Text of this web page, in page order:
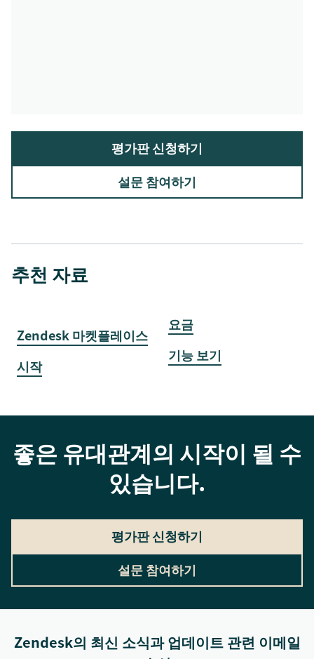
평가판 신청하기
설문 참여하기
추천 자료
Zendesk 마켓플레이스
시작
요금
기능 보기
좋은 유대관계의 시작이 될 수
있습니다.
평가판 신청하기
설문 참여하기
Zendesk의 최신 소식과 업데이트 관련 이메일